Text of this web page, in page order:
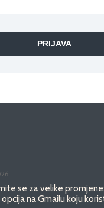
se za velike
opcija na Gmailu koju